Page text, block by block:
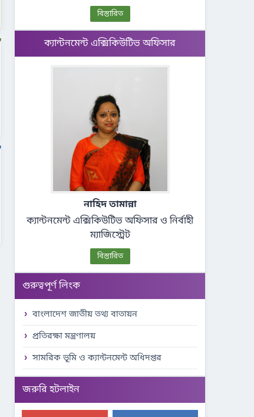
বিস্তারিত
ক্যান্টনমেন্ট এক্সিকিউটিভ অফিসার
নাহিদ তামান্না
ক্যান্টনমেন্ট এক্সিকিউটিভ অফিসার ও নির্বাহী
ম্যাজিস্ট্রেট
বিস্তারিত
গুরুত্বপূর্ণ লিংক
বাংলাদেশ জাতীয় তথ্য বাতায়ন
প্রতিরক্ষা মন্ত্রণালয়
সামরিক ভূমি ও ক্যান্টনমেন্ট অধিদপ্তর
জরুরি হটলাইন